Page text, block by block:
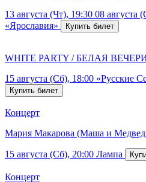
13 августа (Чт), 19:30 08 августа
«Ярославия»
WHITE PARTY / БЕЛАЯ
15 августа (Сб), 18:00 «Русские
Концерт
Мария Макарова (Маша и
15 августа (Сб), 20:00 Лампа
Концерт